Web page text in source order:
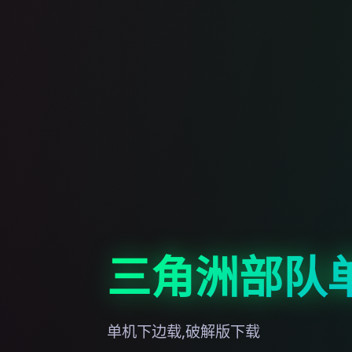
三角洲部队
单机下边载,破解版下载